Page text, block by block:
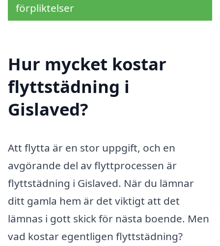
förpliktelser
Hur mycket kostar
flyttstädning i
Gislaved?
Att flytta är en stor uppgift, och en
avgörande del av flyttprocessen är
flyttstädning i Gislaved. När du lämnar
ditt gamla hem är det viktigt att det
lämnas i gott skick för nästa boende. Men
vad kostar egentligen flyttstädning?